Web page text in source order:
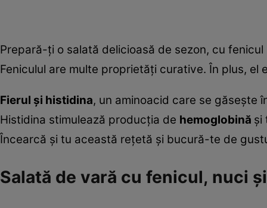
Prepară-ţi o salată delicioasă de sezon, cu
Feniculul are multe proprietăţi curative. În plus, el
Fierul şi histidina, un aminoacid care se găseşte
Histidina stimulează producţia de hemoglobină şi
Încearcă şi tu această reţetă şi bucură-te de
Salată de vară cu fenicul, nuci